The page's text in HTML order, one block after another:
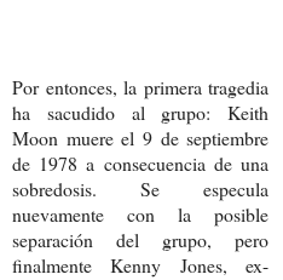
Por entonces, la primera tragedia
ha sacudido al grupo: Keith
Moon muere el 9 de septiembre
de 1978 a consecuencia de una
sobredosis. Se especula
nuevamente con la posible
separación del grupo, pero
finalmente Kenny Jones, ex-